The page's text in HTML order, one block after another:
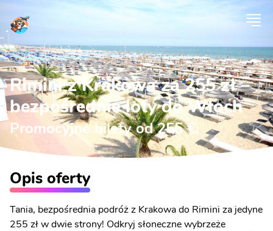
Rimini z Krakowa za 255 zł –
bezpośrednie loty do Włoch
Promocyjne bilety od 255 €.
Opis oferty
Tania, bezpośrednia podróż z Krakowa do Rimini za jedyne
255 zł w dwie strony! Odkryj słoneczne wybrzeże